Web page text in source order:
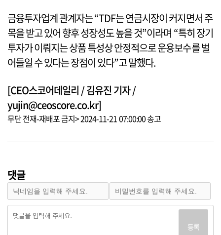
금융투자업계 관계자는 “TDF는 연금시장이 커지면서 주
목을 받고 있어 향후 성장성도 높을 것”이라며 “특히 장기
투자가 이뤄지는 상품 특성상 안정적으로 운용보수를 벌
어들일 수 있다는 장점이 있다”고 말했다.
[CEO스코어데일리 / 김유진 기자 /
yujin@ceoscore.co.kr]
무단 전재-재배포 금지> 2024-11-21 07:00:00 송고
댓글
등록